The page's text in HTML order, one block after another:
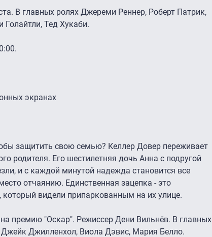
В главных ролях Джереми Реннер, Роберт Патрик,
Голайтли, Тед Хукаби.
экранах
защитить свою семью? Келлер Довер переживает
родителя. Его шестилетняя дочь Анна с подругой
и с каждой минутой надежда становится все
отчаянию. Единственная зацепка - это
видели припаркованным на их улице.
премию "Оскар". Режиссер Дени Вильнёв. В главных
Джилленхол, Виола Дэвис, Мария Белло.